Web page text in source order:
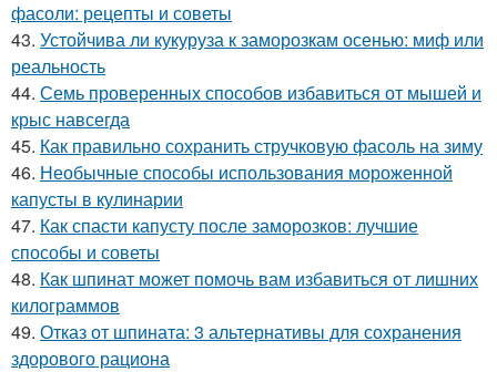
фасоли: рецепты и советы
43. Устойчива ли кукуруза к заморозкам осенью: миф или
реальность
44. Семь проверенных способов избавиться от мышей и
крыс навсегда
45. Как правильно сохранить стручковую фасоль на зиму
46. Необычные способы использования мороженной
капусты в кулинарии
47. Как спасти капусту после заморозков: лучшие
способы и советы
48. Как шпинат может помочь вам избавиться от лишних
килограммов
49. Отказ от шпината: 3 альтернативы для сохранения
здорового рациона